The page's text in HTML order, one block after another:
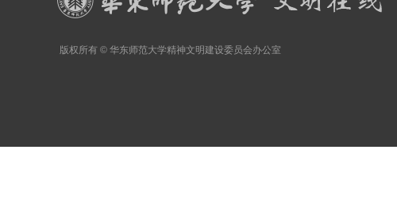
版权所有 © 华东师范大学精神文明建设委员会办公室